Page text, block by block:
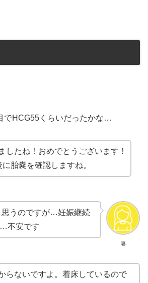
でHCG55くらいだったかな…
したね！おめでとうございます！
胎嚢を確認しますね。
妻
思うのですが…妊娠継続
不安です
らないですよ。着床しているので